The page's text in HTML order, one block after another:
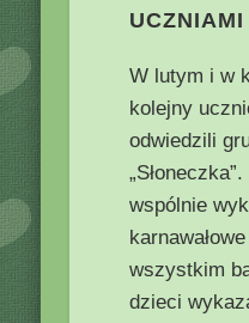
UCZNIAMI
W lutym i w
kolejny
odwiedzili
wspólnie
wszystkim
dzieci